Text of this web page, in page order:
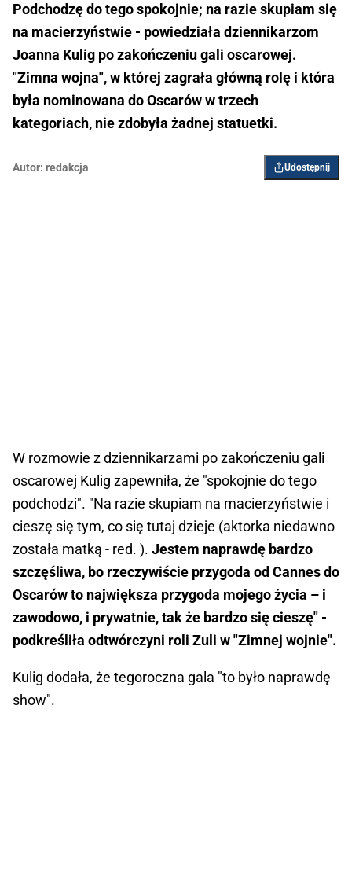
Podchodzę do tego spokojnie; na razie skupiam się
na macierzyństwie - powiedziała dziennikarzom
Joanna Kulig po zakończeniu gali oscarowej.
"Zimna wojna", w której zagrała główną rolę i która
była nominowana do Oscarów w trzech
kategoriach, nie zdobyła żadnej statuetki.
Autor: redakcja Udostępnij
W rozmowie z dziennikarzami po zakończeniu gali
oscarowej Kulig zapewniła, że "spokojnie do tego
podchodzi". "Na razie skupiam na macierzyństwie i
cieszę się tym, co się tutaj dzieje (aktorka niedawno
została matką - red. ). Jestem naprawdę bardzo
szczęśliwa, bo rzeczywiście przygoda od Cannes do
Oscarów to największa przygoda mojego życia – i
zawodowo, i prywatnie, tak że bardzo się cieszę" -
podkreśliła odtwórczyni roli Zuli w "Zimnej wojnie".
Kulig dodała, że tegoroczna gala "to było naprawdę
show".